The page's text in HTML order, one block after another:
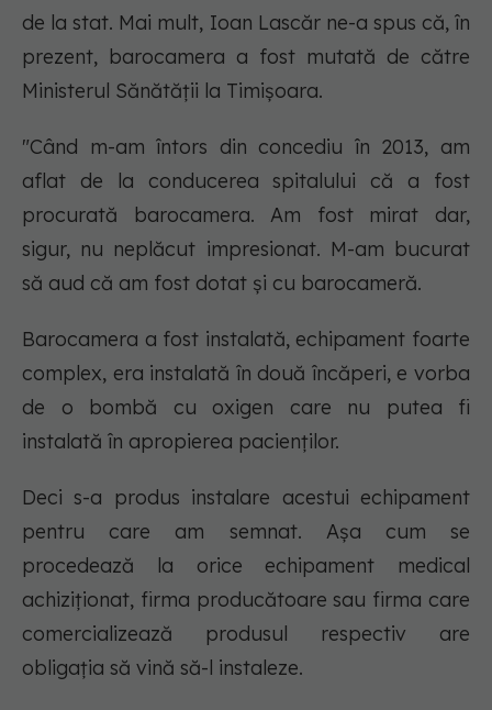
de la stat. Mai mult, Ioan Lascăr ne-a spus că, în
prezent, barocamera a fost mutată de către
Ministerul Sănătății la Timișoara.
"Când m-am întors din concediu în 2013, am
aflat de la conducerea spitalului că a fost
procurată barocamera. Am fost mirat dar,
sigur, nu neplăcut impresionat. M-am bucurat
să aud că am fost dotat și cu barocameră.
Barocamera a fost instalată, echipament foarte
complex, era instalată în două încăperi, e vorba
de o bombă cu oxigen care nu putea fi
instalată în apropierea pacienților.
Deci s-a produs instalare acestui echipament
pentru care am semnat. Așa cum se
procedează la orice echipament medical
achiziționat, firma producătoare sau firma care
comercializează produsul respectiv are
obligația să vină să-l instaleze.